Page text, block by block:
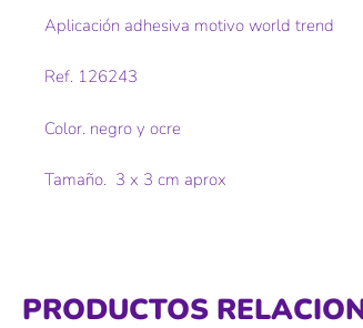
Aplicación adhesiva motivo world trend
Ref. 126243
Color. negro y ocre
Tamaño. 3 x 3 cm aprox
PRODUCTOS